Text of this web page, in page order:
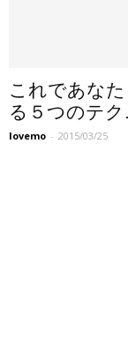
これであな
る５つのテク
lovemo - 2015/03/25